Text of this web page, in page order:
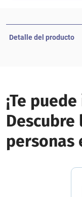
Detalle del producto
¡Te
personas